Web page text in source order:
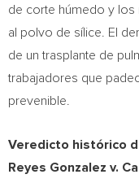
de corte húmedo y los
al polvo de sílice. El
de un trasplante de
trabajadores que
prevenible.
Veredicto histórico
Reyes Gonzalez v.